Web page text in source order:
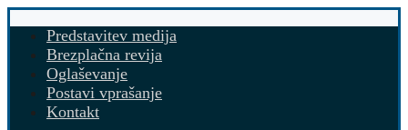
Predstavitev medija
Brezplačna revija
Oglaševanje
Postavi vprašanje
Kontakt